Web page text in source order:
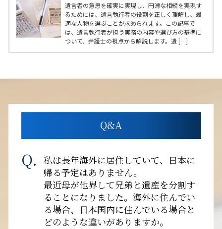
遺言者の意思を確実に実現し、円滑な相続を実現す
るためには、遺言執行者の役割を正しく理解し、最
適な人物を選ぶことが求められます。この記事で
は、遺言執行者が担う実務の内容や選び方の基準に
ついて、弁護士の視点から解説します。遺 […]
Q&A
私は長年海外に居住していて、日本に
帰る予定はありません。
最近母が他界して兄弟と遺産を分割す
ることになりました。海外に住んでい
る場合、日本国内に住んでいる場合と
どのような違いがありますか。